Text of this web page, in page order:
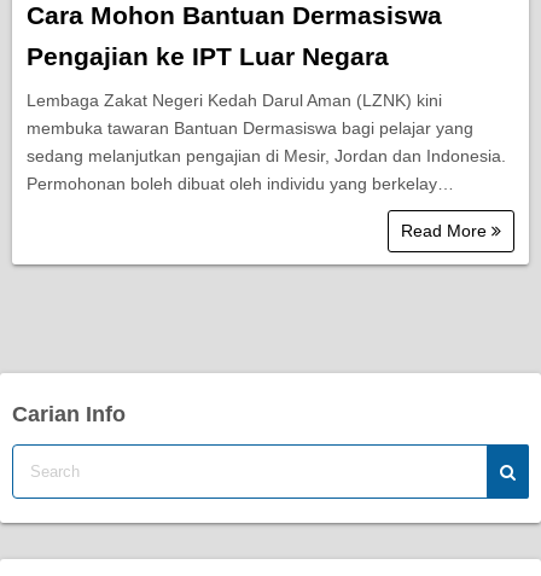
Cara Mohon Bantuan Dermasiswa
Pengajian ke IPT Luar Negara
Lembaga Zakat Negeri Kedah Darul Aman (LZNK) kini
membuka tawaran Bantuan Dermasiswa bagi pelajar yang
sedang melanjutkan pengajian di Mesir, Jordan dan Indonesia.
Permohonan boleh dibuat oleh individu yang berkelay…
Read More
Carian Info